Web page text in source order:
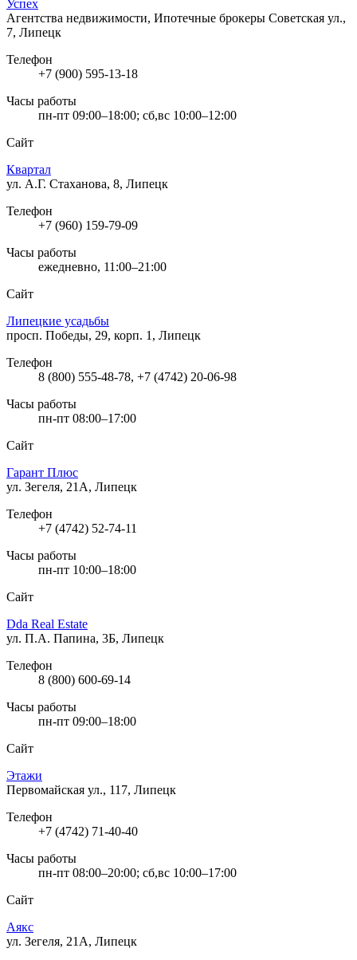
Успех
Агентства недвижимости, Ипотечные брокеры Советская ул.,
7, Липецк
Телефон
+7 (900) 595-13-18
Часы работы
пн-пт 09:00–18:00; сб,вс 10:00–12:00
Сайт
Квартал
ул. А.Г. Стаханова, 8, Липецк
Телефон
+7 (960) 159-79-09
Часы работы
ежедневно, 11:00–21:00
Сайт
Липецкие усадьбы
просп. Победы, 29, корп. 1, Липецк
Телефон
8 (800) 555-48-78, +7 (4742) 20-06-98
Часы работы
пн-пт 08:00–17:00
Сайт
Гарант Плюс
ул. Зегеля, 21А, Липецк
Телефон
+7 (4742) 52-74-11
Часы работы
пн-пт 10:00–18:00
Сайт
Dda Real Estate
ул. П.А. Папина, 3Б, Липецк
Телефон
8 (800) 600-69-14
Часы работы
пн-пт 09:00–18:00
Сайт
Этажи
Первомайская ул., 117, Липецк
Телефон
+7 (4742) 71-40-40
Часы работы
пн-пт 08:00–20:00; сб,вс 10:00–17:00
Сайт
Аякс
ул. Зегеля, 21А, Липецк